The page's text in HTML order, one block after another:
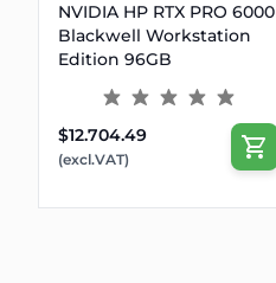
NVIDIA HP RTX PRO 6000
Blackwell Workstation
Edition 96GB
$12.704.49
(excl.VAT)